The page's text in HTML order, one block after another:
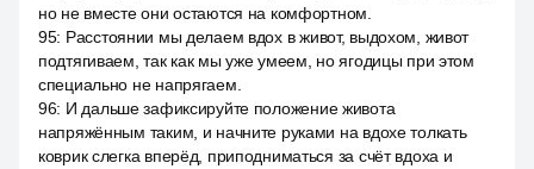
но не вместе они остаются на комфортном.
95: Расстоянии мы делаем вдох в живот, выдохом, живот
подтягиваем, так как мы уже умеем, но ягодицы при этом
специально не напрягаем.
96: И дальше зафиксируйте положение живота
напряжённым таким, и начните руками на вдохе толкать
коврик слегка вперёд, приподниматься за счёт вдоха и